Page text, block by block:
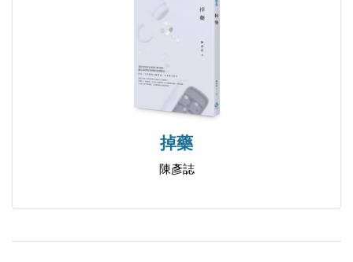
自由主義》及《現代中國文學過眼錄》等書中。
徐訏在這系列文章中，回顧也提出左翼文論的不
足，特別對左翼文論的「黨性」提出質疑，也不同意
左翼文論要求知識份子作思想改造。這系列文章在某
程度上，可說回應了一九四八、四九年間中國大陸左
翼文論的泛政治化觀點，更重要的，是徐訏在多篇文
章中，以自由主義文藝的觀念為基礎，提出「新個性
性主義文藝必須在文藝絕對自由中提倡，要作家看重
掉藥
陳彥誌